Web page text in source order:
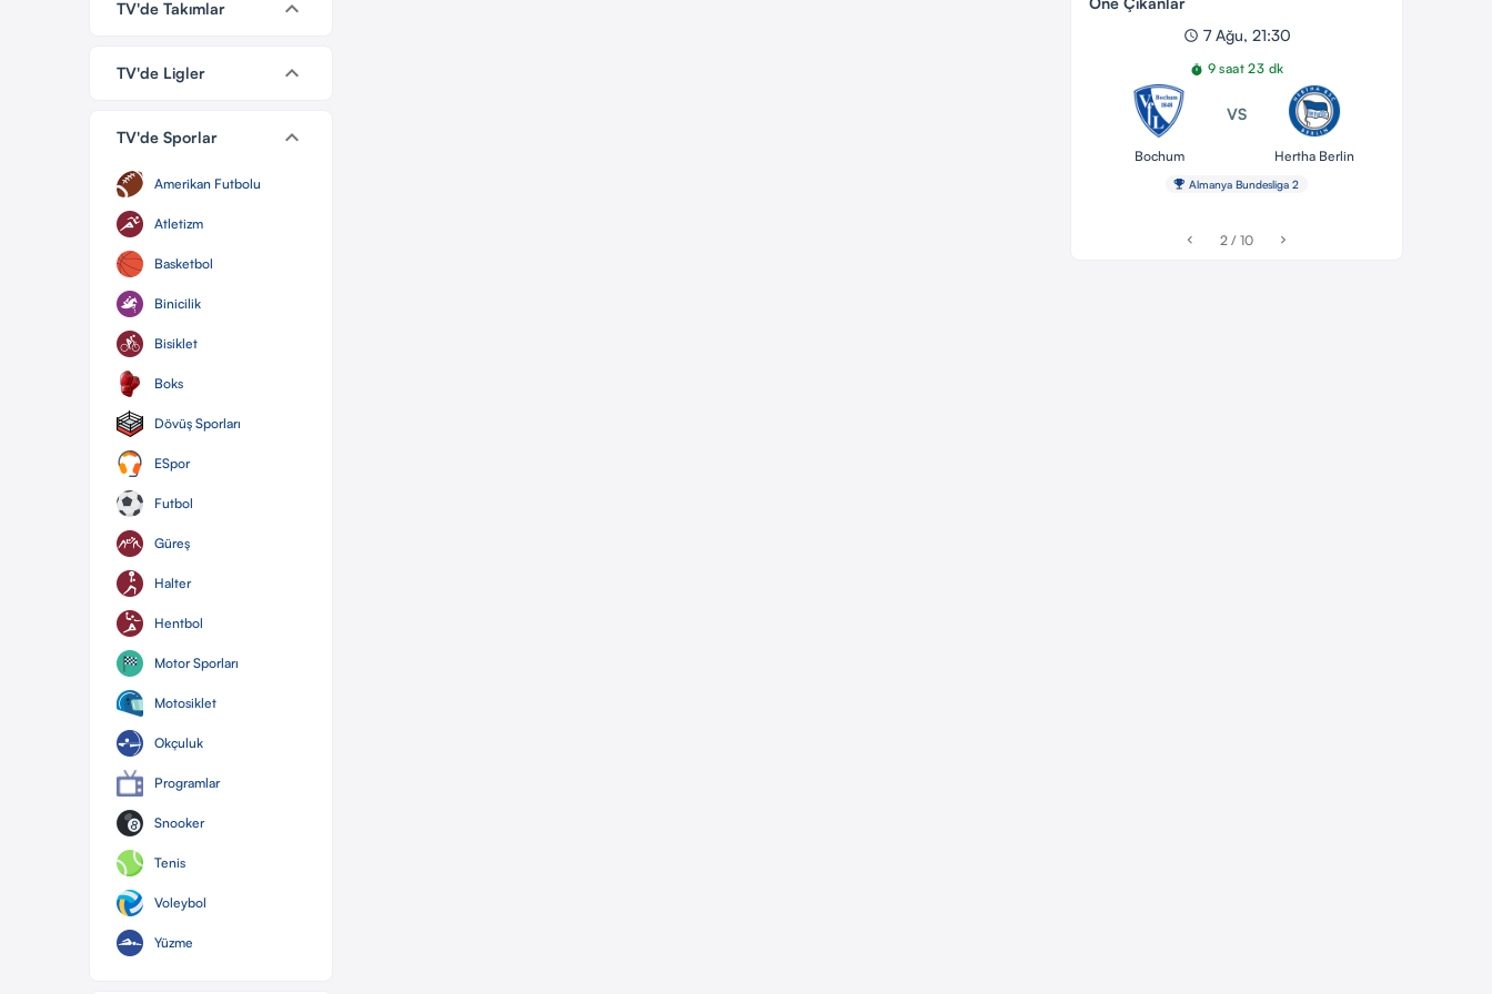
TV'de Takımlar keyboard_arrow_down
TV'de Ligler keyboard_arrow_down
TV'de Sporlar keyboard_arrow_down
Amerikan Futbolu
Atletizm
Basketbol
Binicilik
Bisiklet
Boks
Dövüş Sporları
ESpor
Futbol
Güreş
Halter
Hentbol
Motor Sporları
Motosiklet
Okçuluk
Programlar
Snooker
Tenis
Voleybol
Yüzme
schedule 7 Ağu, 21:30
timer 9 saat 23 dk
Bochum
VS
Hertha Berlin
emoji_events Almanya Bundesliga 2
chevron_left 2 / 10 chevron_right